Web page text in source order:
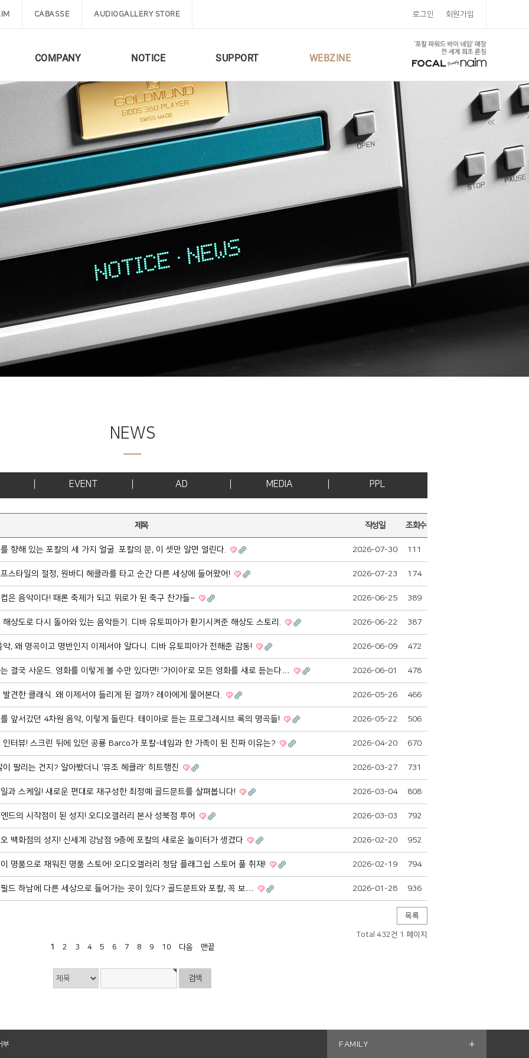
CABASSE AUDIOGALLERY STORE 로그인 회원가입
COMPANY NOTICE SUPPORT WEBZINE
NEWS
EVENT AD MEDIA PPL
제목 작성일 조회수
향해 있는 포칼의 세 가지 얼굴. 포칼의 문, 이 셋만 알면 열린다. 2026-07-30 111
스타일의 절정, 원바디 헤클라를 타고 순간 다른 세상에 들어왔어! 2026-07-23 174
은 음악이다! 때론 축제가 되고 위로가 된 축구 찬가들~ 2026-06-25 389
상도로 다시 돌아와 있는 음악듣기. 디바 유토피아가 환기시켜준 해상도 스토리. 2026-06-22 387
, 왜 명곡이고 명반인지 이제서야 알다니. 디바 유토피아가 전해준 감동! 2026-06-09 472
결국 사운드. 영화를 이렇게 볼 수만 있다면! '가이아'로 모든 영화를 새로 듣는다… 2026-06-01 478
견한 클래식. 왜 이제서야 들리게 된 걸까? 레아에게 물어본다. 2026-05-26 466
앞서갔던 4차원 음악, 이렇게 들린다. 테이아로 듣는 프로그레시브 록의 명곡들! 2026-05-22 506
터뷰! 스크린 뒤에 있던 공룡 Barco가 포칼-네임과 한 가족이 된 진짜 이유는? 2026-04-20 670
리는 건지? 알아봤더니 '뮤조 헤클라' 히트행진 2026-03-27 731
과 스케일! 새로운 편대로 재구성한 최정예 골드문트를 살펴봅니다! 2026-03-04 808
의 시작점이 된 성지! 오디오갤러리 본사 성북점 투어 2026-03-03 792
화점의 성지! 신세계 강남점 9층에 포칼의 새로운 놀이터가 생겼다 2026-02-20 952
명품으로 채워진 명품 스토어! 오디오갤러리 청담 플래그쉽 스토어 풀 취재! 2026-02-19 794
하남에 다른 세상으로 들어가는 곳이 있다? 골드문트와 포칼, 꼭 보… 2026-01-28 936
목록
Total 432건 1 페이지
1
2 3 4 5 6 7 8 9 10 다음 맨끝
부 FAMILY +